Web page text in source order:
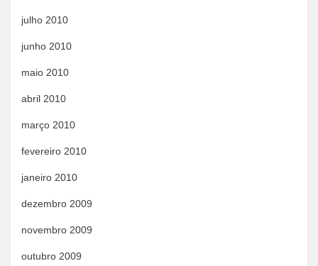
julho 2010
junho 2010
maio 2010
abril 2010
março 2010
fevereiro 2010
janeiro 2010
dezembro 2009
novembro 2009
outubro 2009